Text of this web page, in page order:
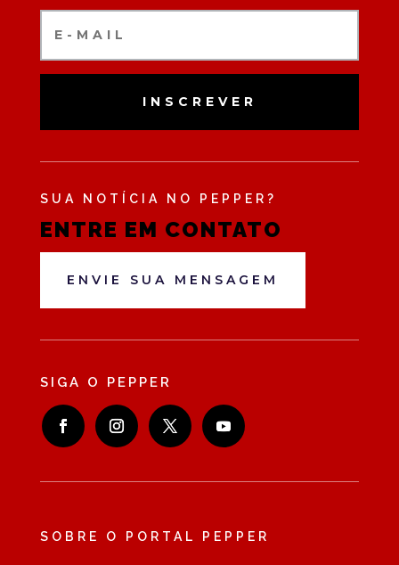
INSCREVER
SUA NOTÍCIA NO PEPPER?
ENTRE EM CONTATO
ENVIE SUA MENSAGEM
SIGA O PEPPER
SOBRE O PORTAL PEPPER